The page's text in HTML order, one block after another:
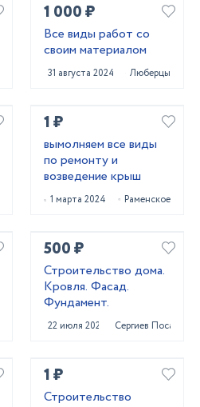
1 000 ₽
Все виды работ со
своим материалом
31 августа 2024 Люберцы
1 ₽
вымолняем все виды
по ремонту и
возведение крыш
1 марта 2024 Раменское
500 ₽
Строительство дома.
Кровля. Фасад.
Фундамент.
22 июля 2023 Сергиев Посад
1 ₽
Строительство